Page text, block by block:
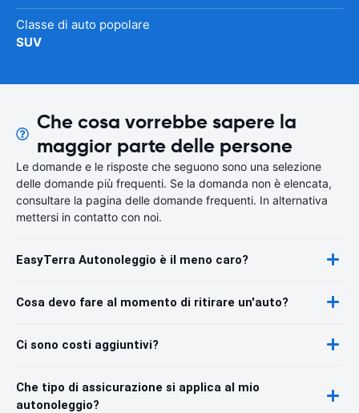
Classe di auto popolare
SUV
Che cosa vorrebbe sapere la
maggior parte delle persone
Le domande e le risposte che seguono sono una selezione
delle domande più frequenti. Se la domanda non è elencata,
consultare la pagina delle domande frequenti. In alternativa
mettersi in contatto con noi.
EasyTerra Autonoleggio è il meno caro?
Cosa devo fare al momento di ritirare un'auto?
Ci sono costi aggiuntivi?
Che tipo di assicurazione si applica al mio
autonoleggio?